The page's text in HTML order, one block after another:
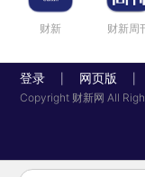
财新 财新周
登录 网页版
Copyright 财新网 All